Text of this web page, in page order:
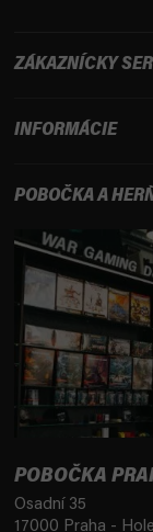
ZÁKAZNÍCKY
INFORMÁCIE
POBOČKA A
POBOČKA
Osadní 35
17000 Praha -